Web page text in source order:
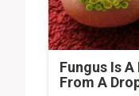
Fungus Is
From A